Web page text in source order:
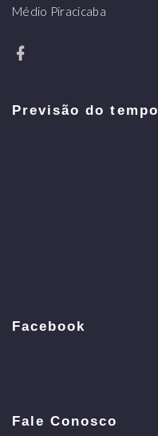
Médio Piracicaba
Previsão do tempo
Facebook
Fale Conosco